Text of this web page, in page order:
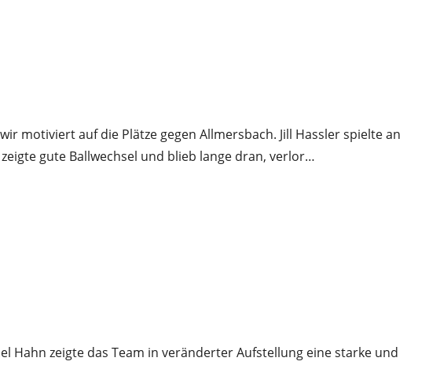
motiviert auf die Plätze gegen Allmersbach. Jill Hassler spielte an
gute Ballwechsel und blieb lange dran, verlor…
Hahn zeigte das Team in veränderter Aufstellung eine starke und